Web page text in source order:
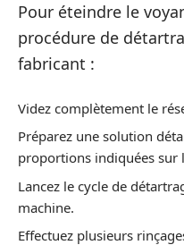
Pour éteindre le
procédure de
fabricant :
Videz complètement le
Préparez une solution
proportions indiquées sur
Lancez le cycle de
machine.
Effectuez plusieurs